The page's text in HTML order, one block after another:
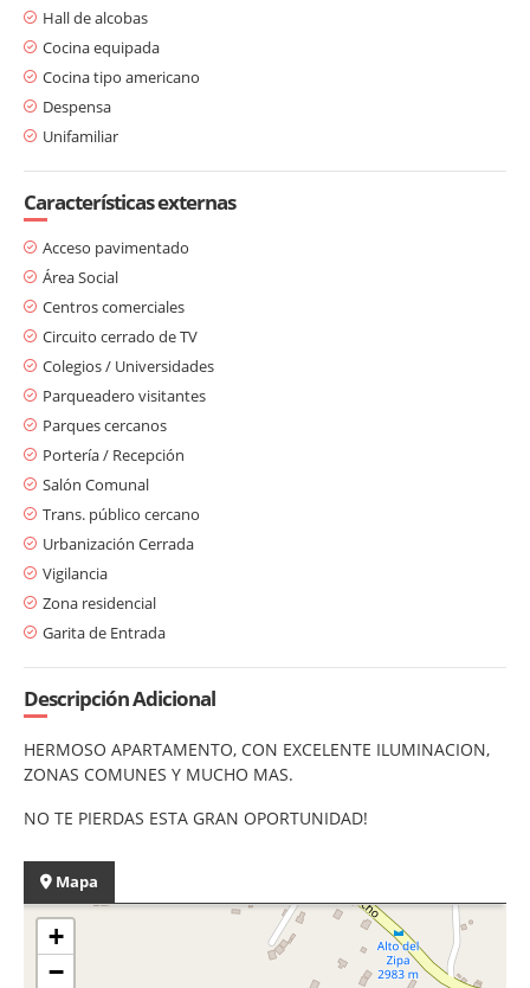
Hall de alcobas
Cocina equipada
Cocina tipo americano
Despensa
Unifamiliar
Características externas
Acceso pavimentado
Área Social
Centros comerciales
Circuito cerrado de TV
Colegios / Universidades
Parqueadero visitantes
Parques cercanos
Portería / Recepción
Salón Comunal
Trans. público cercano
Urbanización Cerrada
Vigilancia
Zona residencial
Garita de Entrada
Descripción Adicional
HERMOSO APARTAMENTO, CON EXCELENTE ILUMINACION,
ZONAS COMUNES Y MUCHO MAS.
NO TE PIERDAS ESTA GRAN OPORTUNIDAD!
Mapa
+
−